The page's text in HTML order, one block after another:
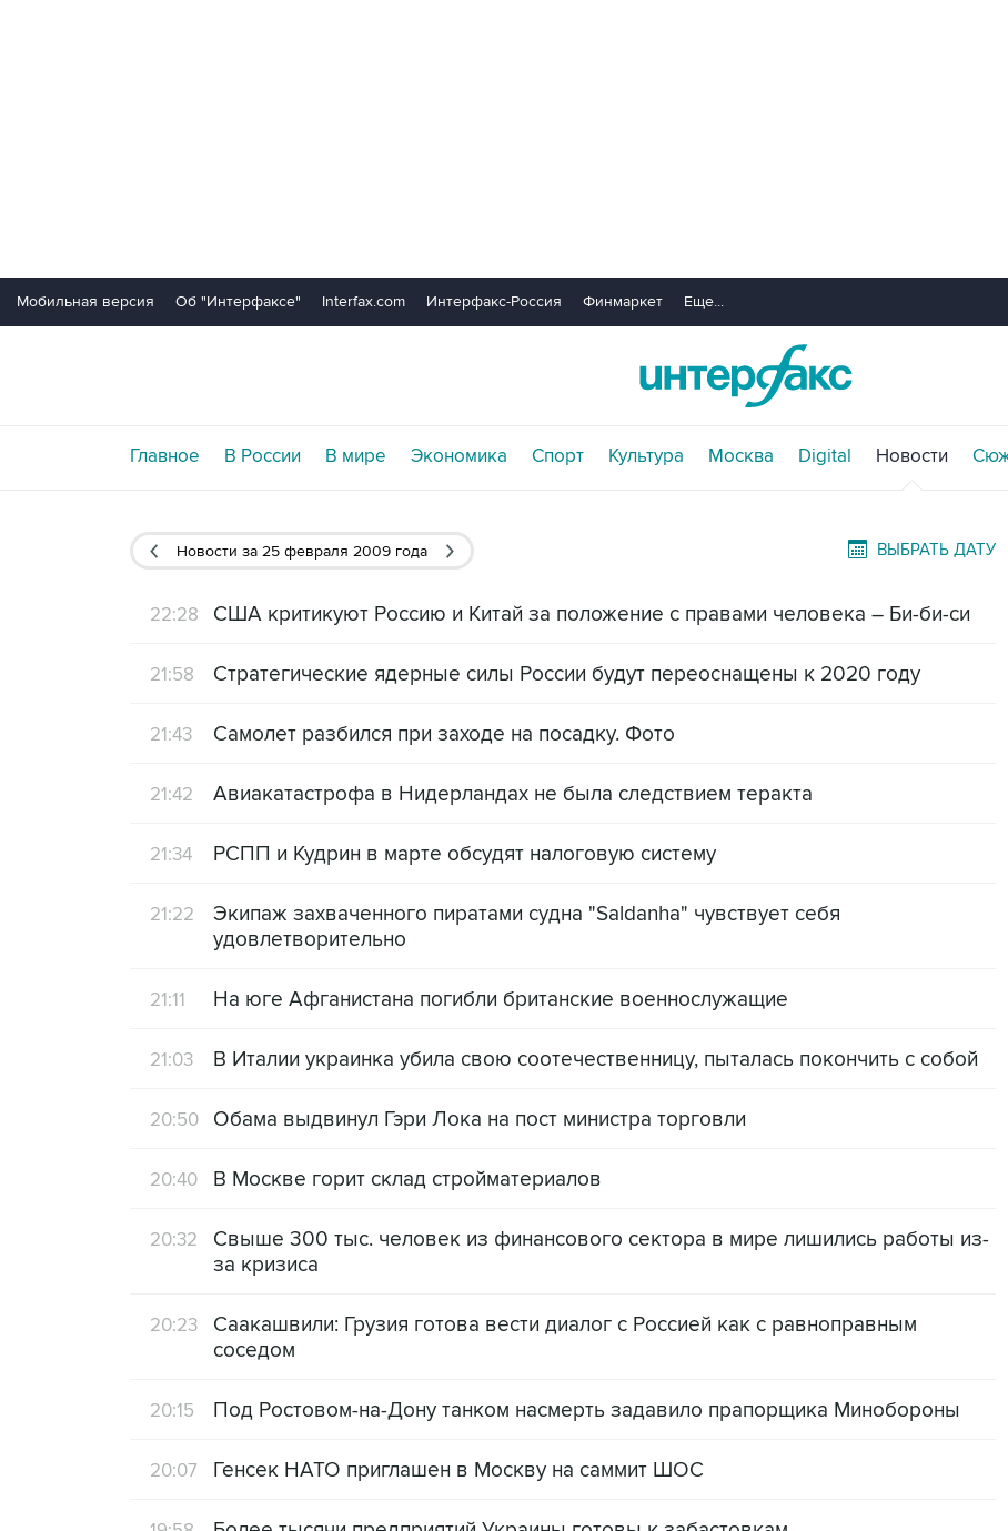
Мобильная версия Об "Интерфаксе" Interfax.com Интерфакс-Россия Финмаркет Еще...
Главное В России В мире Экономика Спорт Культура Москва Digital Новости
Новости за 25 февраля 2009 года ВЫБРАТЬ ДАТУ
22:28 США критикуют Россию и Китай за положение с правами человека – Би-би-си
21:58 Стратегические ядерные силы России будут переоснащены к 2020 году
21:43 Самолет разбился при заходе на посадку. Фото
21:42 Авиакатастрофа в Нидерландах не была следствием теракта
21:34 РСПП и Кудрин в марте обсудят налоговую систему
21:22
Экипаж захваченного пиратами судна "Saldanha" чувствует себя
удовлетворительно
21:11 На юге Афганистана погибли британские военнослужащие
21:03 В Италии украинка убила свою соотечественницу, пыталась покончить c собой
20:50 Обама выдвинул Гэри Лока на пост министра торговли
20:40 В Москве горит склад стройматериалов
20:32
Свыше 300 тыс. человек из финансового сектора в мире лишились работы из-
за кризиса
20:23
Саакашвили: Грузия готова вести диалог с Россией как с равноправным
соседом
20:15 Под Ростовом-на-Дону танком насмерть задавило прапорщика Минобороны
20:07 Генсек НАТО приглашен в Москву на саммит ШОС